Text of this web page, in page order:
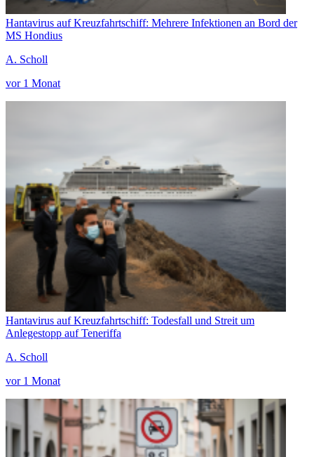
Hantavirus auf Kreuzfahrtschiff: Mehrere Infektionen an Bord der
MS Hondius
A. Scholl
vor 1 Monat
Hantavirus auf Kreuzfahrtschiff: Todesfall und Streit um
Anlegestopp auf Teneriffa
A. Scholl
vor 1 Monat